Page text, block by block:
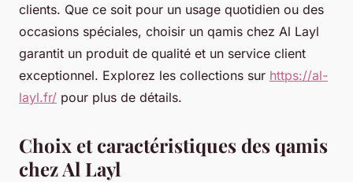
clients. Que ce soit pour un usage quotidien ou des
occasions spéciales, choisir un qamis chez Al Layl
garantit un produit de qualité et un service client
exceptionnel. Explorez les collections sur https://al-
layl.fr/ pour plus de détails.
Choix et caractéristiques des qamis
chez Al Layl